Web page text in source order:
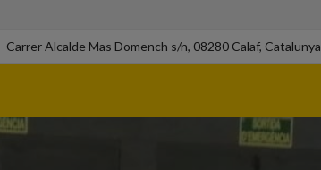
Carrer Alcalde Mas Domench s/n, 08280 Calaf, Catalunya